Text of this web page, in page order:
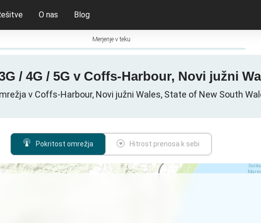
O nas Blog
Merjenje v teku
/ 4G / 5G v Coffs-Harbour, Novi južni
v Coffs-Harbour, Novi južni Wales, State of New South
Pokritost omrežja Hitrost prenosa k sebi